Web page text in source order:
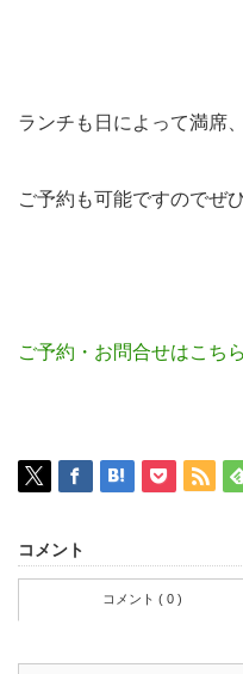
ランチも日によって満席
ご予約も可能ですのでぜ
ご予約・お問合せはこちら
コメント
コメント ( 0 )